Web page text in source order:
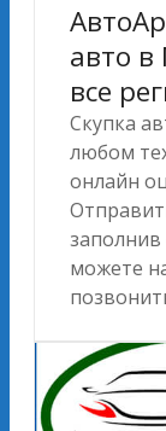
авто
все
Скупка
любом
онлайн
можете